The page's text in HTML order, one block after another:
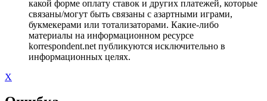
какой форме оплату ставок и других платежей, которые
связаны/могут быть связаны с азартными играми,
букмекерами или тотализаторами. Какие-либо
материалы на информационном ресурсе
korrespondent.net публикуются исключительно в
информационных целях.
X